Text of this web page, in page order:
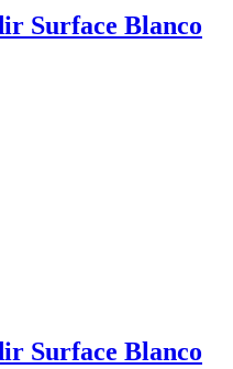
Surface Blanco
Surface Blanco